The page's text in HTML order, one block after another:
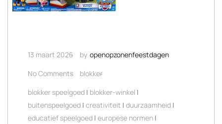
13 maart 2026 by openopzonenfeestdagen
No Comments
blokker
blokker speelgoed | blokker-winkel |
buitenspeelgoed | creativiteit | duurzaamheid |
educatief speelgoed | europese normen |